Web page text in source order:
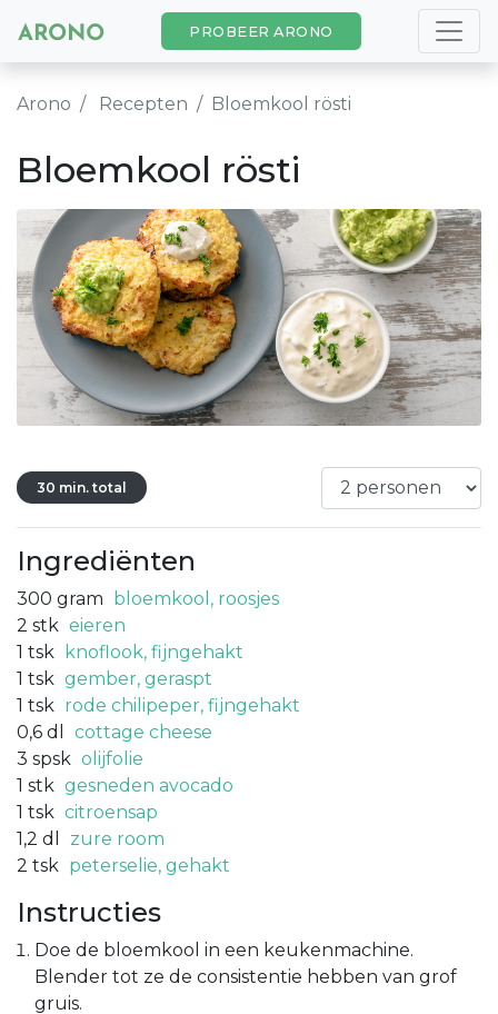
PROBEER ARONO
Arono Recepten Bloemkool rösti
Bloemkool rösti
30 min. total
Ingrediënten
300 gram bloemkool, roosjes
2 stk eieren
1 tsk
knoflook, fijngehakt
1 tsk gember, geraspt
1 tsk rode chilipeper, fijngehakt
0,6 dl
cottage cheese
3 spsk olijfolie
1 stk gesneden avocado
1 tsk citroensap
1,2 dl
zure room
2 tsk peterselie, gehakt
Instructies
Doe de bloemkool in een keukenmachine.
Blender tot ze de consistentie hebben van grof
gruis.